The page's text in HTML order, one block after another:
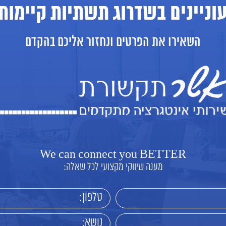
בשדרוג תשתיות
השאירו את הפרטים ונחזור אליכם בהקדם
We can connect you BETTER
מענה שיווקי מקצועי לכל שאלה: